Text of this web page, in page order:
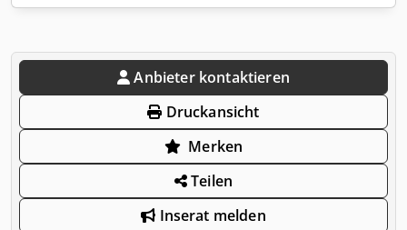
Anbieter kontaktieren
Druckansicht
Merken
Teilen
Inserat melden